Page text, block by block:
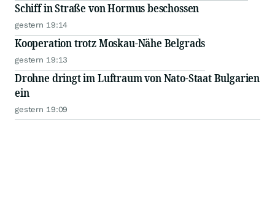
Schiff in Straße von Hormus beschossen
gestern 19:14
Kooperation trotz Moskau-Nähe Belgrads
gestern 19:13
Drohne dringt im Luftraum von Nato-Staat Bulgarien
ein
gestern 19:09